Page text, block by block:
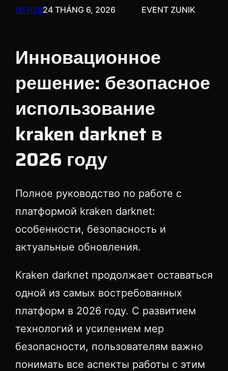
OTHER24 THÁNG 6, 2026 EVENT ZUNIK
Инновационное
решение: безопасное
использование
kraken darknet в
2026 году
Полное руководство по работе с
платформой kraken darknet:
особенности, безопасность и
актуальные обновления.
Kraken darknet продолжает оставаться
одной из самых востребованных
платформ в 2026 году. С развитием
технологий и усилением мер
безопасности, пользователям важно
понимать все аспекты работы с этим